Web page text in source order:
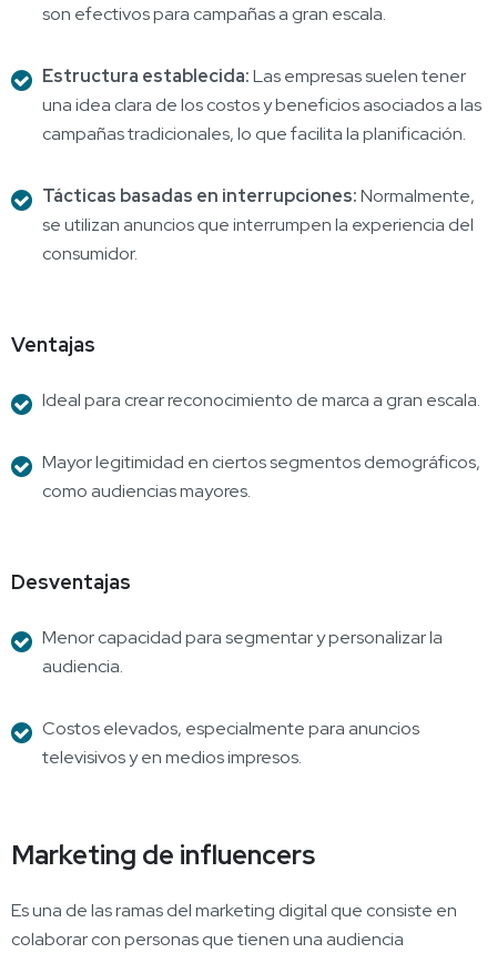
son efectivos para campañas a gran escala.
Estructura establecida:Las empresas suelen tener
una idea clara de los costos y beneficios asociados a las
campañas tradicionales, lo que facilita la planificación.
Tácticas basadas en interrupciones:Normalmente,
se utilizan anuncios que interrumpen la experiencia del
consumidor.
Ventajas
Ideal para crear reconocimiento de marca a gran escala.
Mayor legitimidad en ciertos segmentos demográficos,
como audiencias mayores.
Desventajas
Menor capacidad para segmentar y personalizar la
audiencia.
Costos elevados, especialmente para anuncios
televisivos y en medios impresos.
Marketing de influencers
Es una de las ramas del marketing digital que consiste en
colaborar con personas que tienen una audiencia